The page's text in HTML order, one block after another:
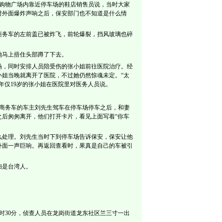
物广场内靠近停车场的鞋店销售员说，当时大家
面爆炸声响之后，保安部门也不知道是什么情
车的左前盖已被炸飞，前轮爆裂，挡风玻璃也碎
上捂住头部蹲了下去。
同时安排人员陪受伤的张小姐前往医院治疗。经
当晚就离开了医院，不过她仍然惊魂未定。“太
19岁的张小姐在医院里对医务人员说。
务车的车主刘先生驾车在停车场停车之后，和妻
匆匆离开，他们打开卡片，看见上面写着“你车
理。刘先生当时下到停车场告诉保安，保安让他
一声巨响。再返回查看时，果真是自己的车被引
台湾人。
30分，侦查人员在龙岗街道龙东社区兰三寸一出